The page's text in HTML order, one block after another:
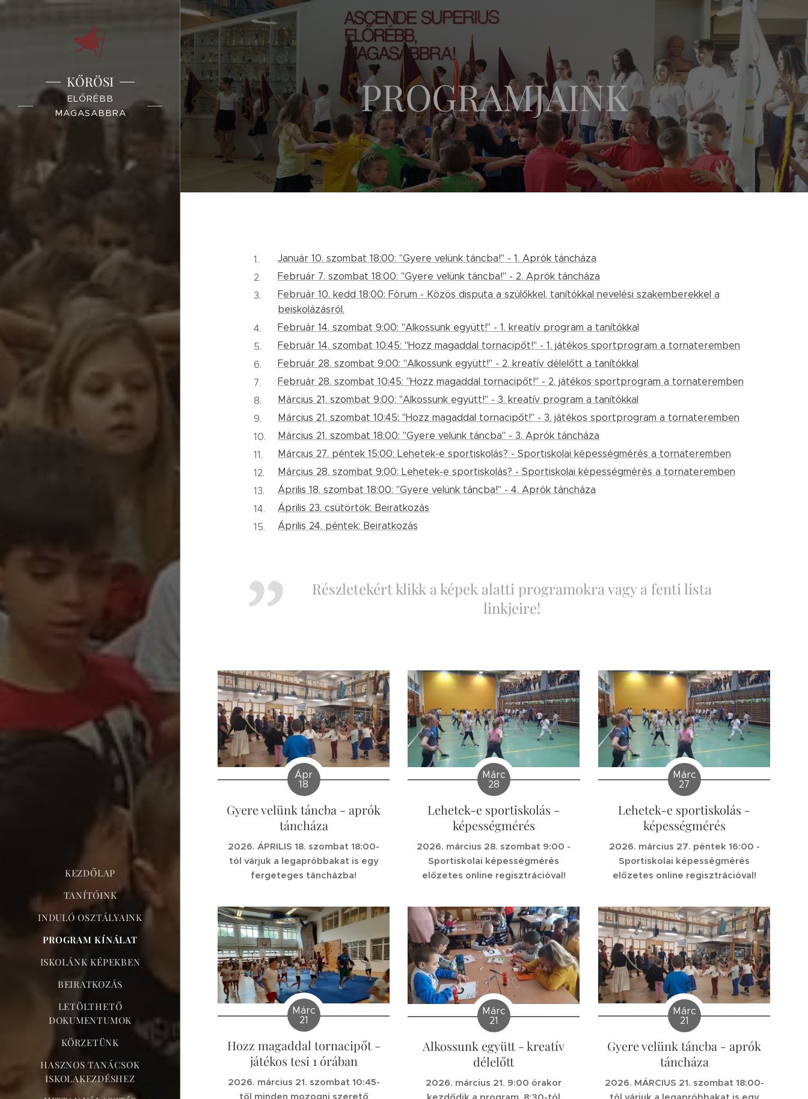
KŐRÖSI
ELŐRÉBB
MAGASABBRA
KEZDŐLAP
TANÍTÓINK
INDULÓ OSZTÁLYAINK
PROGRAM KÍNÁLAT
ISKOLÁNK KÉPEKBEN
BEIRATKOZÁS
LETÖLTHETŐ
DOKUMENTUMOK
KÖRZETÜNK
HASZNOS TANÁCSOK
ISKOLAKEZDÉSHEZ
PROGRAMJAINK
Január 10. szombat 18:00: "Gyere velünk táncba!" - 1. Aprók táncháza
Február 7. szombat 18:00: "Gyere velünk táncba!" - 2. Aprók táncháza
Február 10. kedd 18:00: Fórum - Közös disputa a szülőkkel, tanítókkal nevelési szakemberekkel a
beiskolázásról.
Február 14. szombat 9:00: "Alkossunk együtt!" - 1. kreatív program a tanítókkal
Február 14. szombat 10:45: "Hozz magaddal tornacipőt!" - 1. játékos sportprogram a tornateremben
Február 28. szombat 9:00: "Alkossunk együtt!" - 2. kreatív délelőtt a tanítókkal
Február 28. szombat 10:45: "Hozz magaddal tornacipőt!" - 2. játékos sportprogram a tornateremben
Március 21. szombat 9:00: "Alkossunk együtt!" - 3. kreatív program a tanítókkal
Március 21. szombat 10:45: "Hozz magaddal tornacipőt!" - 3. játékos sportprogram a tornateremben
Március 21. szombat 18:00: "Gyere velünk táncba" - 3. Aprók táncháza
Március 27. péntek 15:00: Lehetek-e sportiskolás? - Sportiskolai képességmérés a tornateremben
Március 28. szombat 9:00: Lehetek-e sportiskolás? - Sportiskolai képességmérés a tornateremben
Április 18. szombat 18:00: "Gyere velünk táncba!" - 4. Aprók táncháza
Április 23. csütörtök: Beiratkozás
Április 24. péntek: Beiratkozás
Részletekért klikk a képek alatti programokra vagy a fenti lista
linkjeire!
Ápr
18
Gyere velünk táncba - aprók
táncháza
2026. ÁPRILIS 18. szombat 18:00-
tól várjuk a legapróbbakat is egy
fergeteges táncházba!
Márc
28
Lehetek-e sportiskolás -
képességmérés
2026. március 28. szombat 9:00 -
Sportiskolai képességmérés
előzetes online regisztrációval!
Márc
27
Lehetek-e sportiskolás -
képességmérés
2026. március 27. péntek 16:00 -
Sportiskolai képességmérés
előzetes online regisztrációval!
Márc
21
Hozz magaddal tornacipőt -
játékos tesi 1 órában
2026. március 21. szombat 10:45-
től minden mozogni szerető
Márc
21
Alkossunk együtt - kreatív
délelőtt
2026. március 21. 9:00 órakor
Márc
21
Gyere velünk táncba - aprók
táncháza
2026. MÁRCIUS 21. szombat 18:00-
tól várjuk a legapróbbakat is egy